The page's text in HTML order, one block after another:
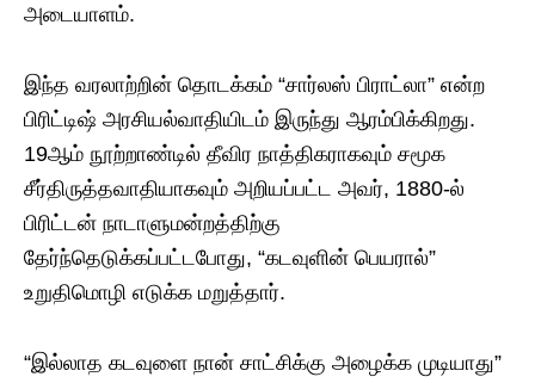
அடையாளம்.
இந்த வரலாற்றின் தொடக்கம் “சார்லஸ் பிராட்லா” என்ற
பிரிட்டிஷ் அரசியல்வாதியிடம் இருந்து ஆரம்பிக்கிறது.
19ஆம் நூற்றாண்டில் தீவிர நாத்திகராகவும் சமூக
சீர்திருத்தவாதியாகவும் அறியப்பட்ட அவர், 1880-ல்
பிரிட்டன் நாடாளுமன்றத்திற்கு
தேர்ந்தெடுக்கப்பட்டபோது, “கடவுளின் பெயரால்”
உறுதிமொழி எடுக்க மறுத்தார்.
“இல்லாத கடவுளை நான் சாட்சிக்கு அழைக்க முடியாது”